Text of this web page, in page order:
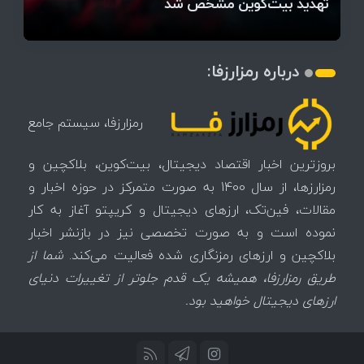
درباره رمزارزفا:
رمزارزفا، سیستم جامع
بروزترین اخبار اقتصاد دیجیتال، بیت‌کوین، بلاکچین و
رمزارزها، از سال 1400 به صورت متمرکز در حوزه اخبار و
مقالات، فین‌تک، ارزهای‌ دیجیتال و کریپتو آغاز به کار
نموده است و به صورت تخصصی نیز در بازنشر اخبار
بلاکچین و ارزهای رمزنگاری شده فعالیت می‌کند.شما از
طریق رمزارزفا، همیشه یک قدم جلوتر از تغییرات دنیای
ارزهای دیجیتال خواهید بود.